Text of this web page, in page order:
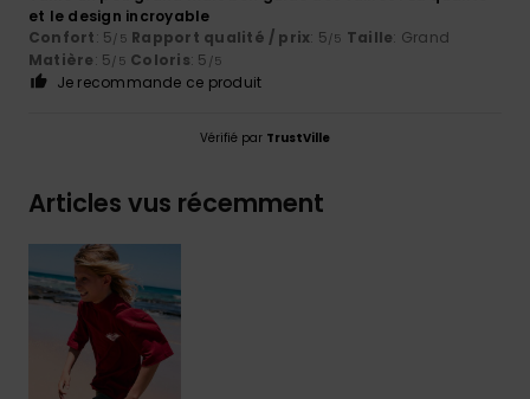
et le design incroyable
Confort: 5/5 Rapport qualité / prix: 5/5 Taille: Grand
Matière: 5/5 Coloris: 5 /5
Je recommande ce produit
Vérifié par TrustVille
Articles vus récemment